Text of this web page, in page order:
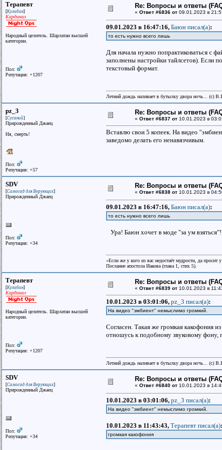
Терапевт
[Кулибин]
Кардинал
Народный целитель. Шарлатан высшей
категории.
Пол:
Репутация: +1207
Re: Вопросы и ответы
« Ответ #6836 от 09.01.2023 в
09.01.2023 в 16:47:16, Баюн писал(a):
то есть нужно всего лишь
Для начала нужно попрактиковаться с
заполнены настройки тайлсетов). Если
текстовый формат.
Летний дождь наливает в бутылку двора ночь... (с)
pz_3
[Сусаний]
Прирожденный Джаец
Ня, смерть!
Пол:
Репутация: +57
Re: Вопросы и ответы
« Ответ #6837 от 10.01.2023 в
Вставлю свои 5 копеек. На видео
заведомо делать его ненавязчивым.
SDV
[Самосад для Верующих]
Прирожденный Джаец
Пол:
Репутация: +34
Re: Вопросы и ответы
« Ответ #6838 от 10.01.2023 в
09.01.2023 в 16:47:16, Баюн писал(a):
то есть нужно всего лишь
Ура! Баюн хочет в моде "за ум
«Если же у кого из вас недостаёт мудрости, да
Послание апостола Иакова (глава 1, стих 5).
Терапевт
[Кулибин]
Кардинал
Народный целитель. Шарлатан высшей
категории.
Пол:
Репутация: +1207
Re: Вопросы и ответы
« Ответ #6839 от 10.01.2023 в
10.01.2023 в 03:01:06, pz_3 писал(a):
На видео "эмбиент" немыслимо громкий.
Согласен. Такая же громкая какофония
отношусь к подобному звуковому фону,
Летний дождь наливает в бутылку двора ночь... (с)
SDV
[Самосад для Верующих]
Прирожденный Джаец
Пол:
Репутация: +34
Re: Вопросы и ответы
« Ответ #6840 от 10.01.2023 в
10.01.2023 в 03:01:06, pz_3 писал(a):
На видео "эмбиент" немыслимо громкий.
10.01.2023 в 11:43:43, Терапевт писал(a):
громкая какофония